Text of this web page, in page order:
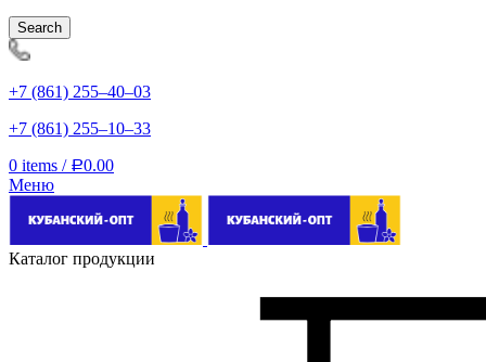
Search
+7 (861) 255‒40‒03
+7 (861) 255‒10‒33
0 items / Р0.00
Меню
Каталог продукции